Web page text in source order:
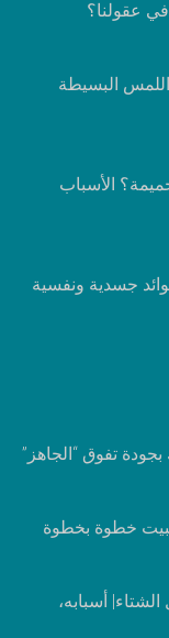
عقولنا؟
البسيطة
الأسباب
ممارسة الجنس على الجسم: 9 فوائد جسدية ونفسية
خطوة بخطوة
أسبابه،